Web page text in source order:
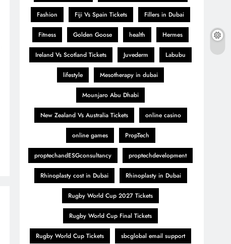
Fashion Fiji Vs Spain Tickets Fillers in Dubai
Fitness Golden Goose health Hermes
Ireland Vs Scotland Tickets Juvederm Labubu
lifestyle Mesotherapy in dubai
Mounjaro Abu Dhabi
New Zealand Vs Australia Tickets online casino
online games PropTech
proptechandESGconsultancy proptechdevelopment
Rhinoplasty cost in Dubai Rhinoplasty in Dubai
Rugby World Cup 2027 Tickets
Rugby World Cup Final Tickets
Rugby World Cup Tickets sbcglobal email support